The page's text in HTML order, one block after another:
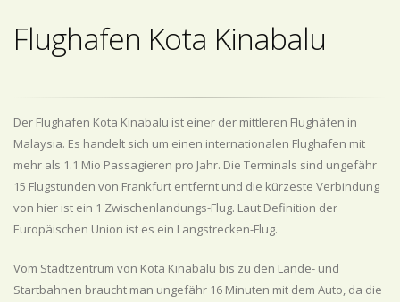
Flughafen Kota Kinabalu
Der Flughafen Kota Kinabalu ist einer der mittleren Flughäfen in
Malaysia. Es handelt sich um einen internationalen Flughafen mit
mehr als 1.1 Mio Passagieren pro Jahr. Die Terminals sind ungefähr
15 Flugstunden von Frankfurt entfernt und die kürzeste Verbindung
von hier ist ein 1 Zwischenlandungs-Flug. Laut Definition der
Europäischen Union ist es ein Langstrecken-Flug.
Vom Stadtzentrum von Kota Kinabalu bis zu den Lande- und
Startbahnen braucht man ungefähr 16 Minuten mit dem Auto, da die